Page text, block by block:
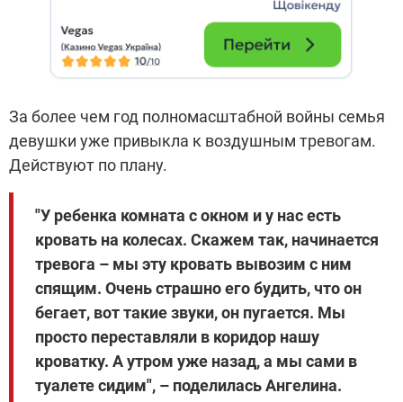
За более чем год полномасштабной войны семья
девушки уже привыкла к воздушным тревогам.
Действуют по плану.
"У ребенка комната с окном и у нас есть
кровать на колесах. Скажем так, начинается
тревога – мы эту кровать вывозим с ним
спящим. Очень страшно его будить, что он
бегает, вот такие звуки, он пугается. Мы
просто переставляли в коридор нашу
кроватку. А утром уже назад, а мы сами в
туалете сидим", – поделилась Ангелина.